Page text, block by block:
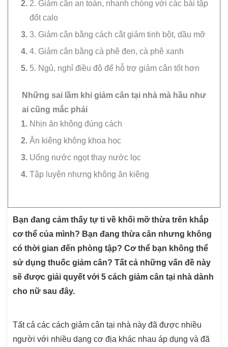
2. Giảm cân an toàn, nhanh chóng với các bài tập
đốt calo
3. Giảm cân bằng cách cắt giảm tinh bột, dầu mỡ
4. Giảm cân bằng cà phê đen, cà phê xanh
5. Ngủ, nghỉ điều độ để hỗ trợ giảm cân tốt hơn
Những sai lầm khi giảm cân tại nhà mà hầu như
ai cũng mắc phải
Nhịn ăn không đúng cách
Ăn kiêng không khoa học
Uống nước ngọt thay nước lọc
Tập luyện nhưng không ăn kiêng
Bạn đang cảm thấy tự ti về khối mỡ thừa trên khắp
cơ thể của mình? Bạn đang thừa cân nhưng không
có thời gian đến phòng tập? Cơ thể bạn không thể
sử dụng thuốc giảm cân? Tất cả những vấn đề này
sẽ được giải quyết với 5 cách giảm cân tại nhà dành
cho nữ sau đây.
Tất cả các cách giảm cân tại nhà này đã được nhiều
người với nhiều dạng cơ địa khác nhau áp dụng và đã